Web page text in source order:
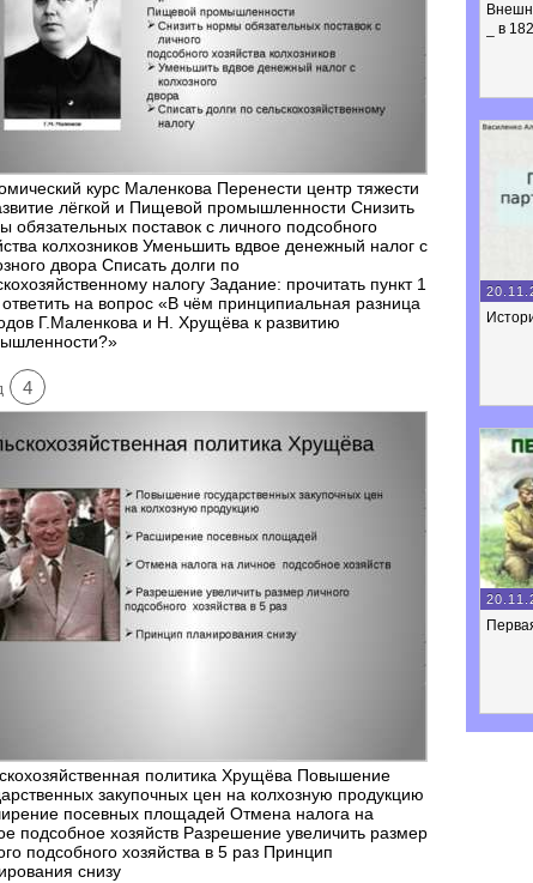
курс Маленкова Перенести центр тяжести
лёгкой и Пищевой промышленности Снизить
обязательных поставок с личного подсобного
колхозников Уменьшить вдвое денежный налог с
двора Списать долги по
налогу Задание: прочитать пункт 1
на вопрос «В чём принципиальная разница
Г.Маленкова и Н. Хрущёва к развитию
4
политика Хрущёва Повышение
закупочных цен на колхозную продукцию
посевных площадей Отмена налога на
подсобное хозяйств Разрешение увеличить размер
подсобного хозяйства в 5 раз Принцип
снизу
_ в